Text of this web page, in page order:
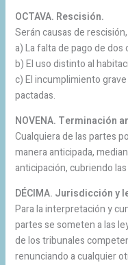
OCTAVA. Rescisión.
Serán causas de
a) La falta de pago de dos
b) El uso distinto al
c) El incumplimiento
pactadas.
NOVENA. Terminación
Cualquiera de las partes
manera anticipada,
anticipación, cubriendo
DÉCIMA. Jurisdicción y
Para la interpretación y
partes se someten a las
de los tribunales
renunciando a cualquier